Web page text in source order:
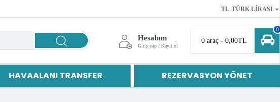
TL TÜRK LIRASI
Hesabım
Giriş yap / Kayıt ol
0 araç - 0,00TL
0
HAVAALANI TRANSFER REZERVASYON YÖNET